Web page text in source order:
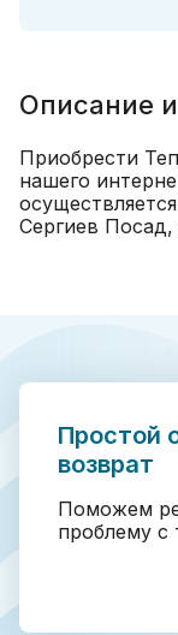
Описание
Приобрести
нашего
Сергиев Посад,
Простой
возврат
Поможем
проблему с